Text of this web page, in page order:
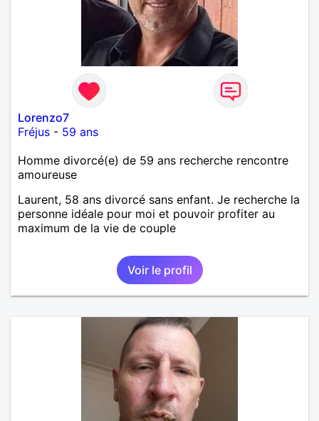
Lorenzo7
Fréjus - 59 ans
Homme divorcé(e) de 59 ans recherche rencontre
amoureuse
Laurent, 58 ans divorcé sans enfant. Je recherche la
personne idéale pour moi et pouvoir profiter au
maximum de la vie de couple
Voir le profil